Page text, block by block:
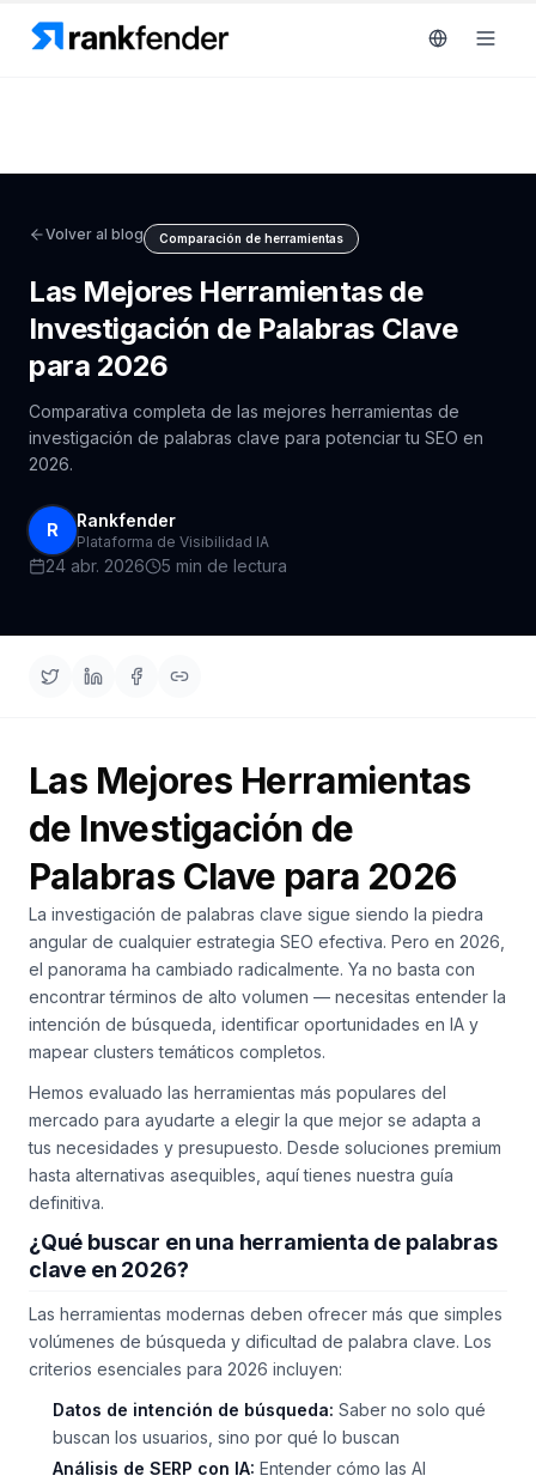
MONITORIZA
Engine
Seguimiento
competidores
Inteligencia
clave
ACTÚA
RAISA
Assistant
Integraciones
ANALIZA
Informes
y
análisis
Herramientas
Precios
Reservar
demo
de 7 días
Volver al blog Comparación de herramientas
Las Mejores Herramientas de
Investigación de Palabras Clave
para 2026
Comparativa completa de las mejores herramientas de
investigación de palabras clave para potenciar tu SEO en
2026.
R Rankfender
Plataforma de Visibilidad IA
24 abr. 2026 5 min de lectura
Las Mejores Herramientas
de Investigación de
Palabras Clave para 2026
La investigación de palabras clave sigue siendo la piedra
angular de cualquier estrategia SEO efectiva. Pero en 2026,
el panorama ha cambiado radicalmente. Ya no basta con
encontrar términos de alto volumen — necesitas entender la
intención de búsqueda, identificar oportunidades en IA y
mapear clusters temáticos completos.
Hemos evaluado las herramientas más populares del
mercado para ayudarte a elegir la que mejor se adapta a
tus necesidades y presupuesto. Desde soluciones premium
hasta alternativas asequibles, aquí tienes nuestra guía
definitiva.
¿Qué buscar en una herramienta de palabras
clave en 2026?
Las herramientas modernas deben ofrecer más que simples
volúmenes de búsqueda y dificultad de palabra clave. Los
criterios esenciales para 2026 incluyen:
Datos de intención de búsqueda: Saber no solo qué
buscan los usuarios, sino por qué lo buscan
Análisis de SERP con IA: Entender cómo las AI